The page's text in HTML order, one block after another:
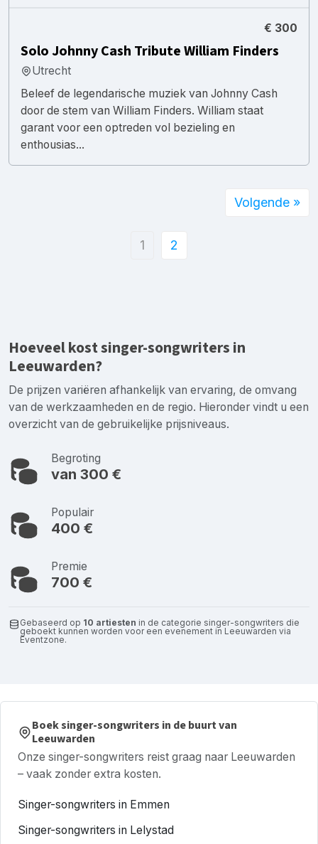
€ 300
Solo Johnny Cash Tribute William Finders
Utrecht
Beleef de legendarische muziek van Johnny Cash
door de stem van William Finders. William staat
garant voor een optreden vol bezieling en
enthousias...
1 2
Volgende »
Hoeveel kost singer-songwriters in
Leeuwarden?
De prijzen variëren afhankelijk van ervaring, de omvang
van de werkzaamheden en de regio. Hieronder vindt u een
overzicht van de gebruikelijke prijsniveaus.
Begroting
van 300 €
Populair
400 €
Premie
700 €
Gebaseerd op 10 artiesten in de categorie singer-songwriters die
geboekt kunnen worden voor een evenement in Leeuwarden via
Eventzone.
Boek singer-songwriters in de buurt van
Leeuwarden
Onze singer-songwriters reist graag naar Leeuwarden
– vaak zonder extra kosten.
Singer-songwriters in Emmen
Singer-songwriters in Lelystad